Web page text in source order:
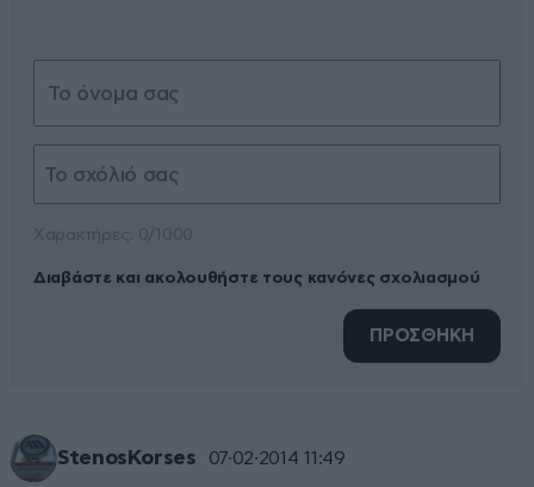
Διαβάστε και ακολουθήστε τους κανόνες σχολιασμού
ΠΡΟΣΘΗΚΗ
StenosKorses 07·02·2014 11:49